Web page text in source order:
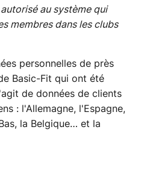
au système qui
membres dans les clubs
personnelles de près
Basic-Fit qui ont été
de données de clients
: l'Allemagne, l'Espagne,
la Belgique… et la